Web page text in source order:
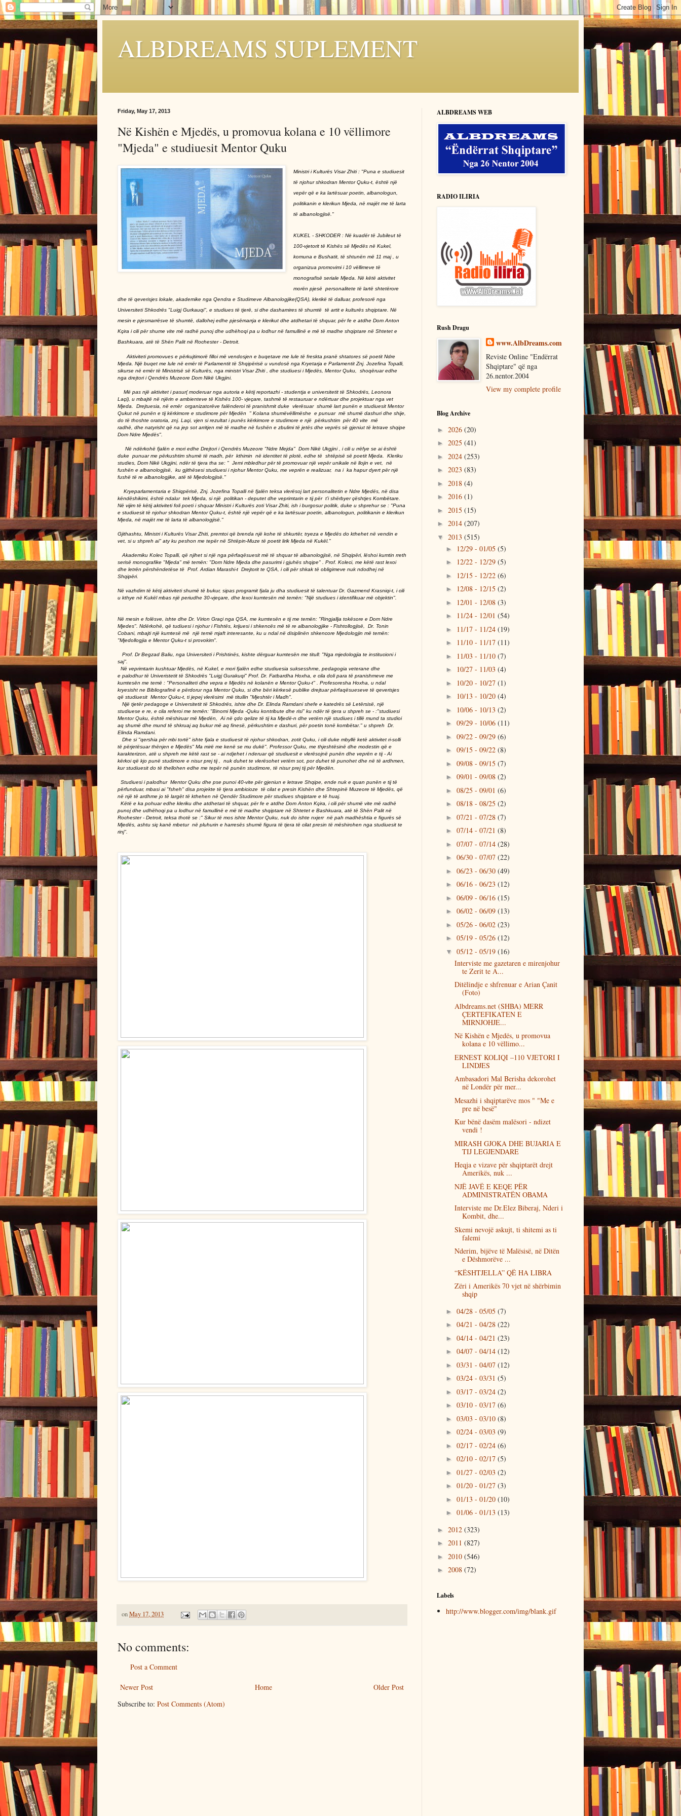
ALBDREAMS SUPLEMENT
Friday, May 17, 2013
Në Kishën e Mjedës, u promovua kolana e 10 vëllimore
"Mjeda" e studiuesit Mentor Quku
Ministri i Kulturës Visar Zhiti : "Puna e studiuesit
të njohur shkodran Mentor Quku-t, është një
vepër që e ka lartësuar poetin, albanologun,
politikanin e klerikun Mjeda, në majët me të larta
të albanologjisë."
KUKEL - SHKODER : Në kuadër të Jubileut të
100-vjetorit të Kishës së Mjedës në Kukel,
komuna e Bushatit, të shtunën më 11 maj , u
organizua promovimi i 10 vëllimeve të
monografisë seriale Mjeda. Në këtë aktivitet
morën pjesë personalitete të lartë shtetërore
dhe të qeverisjes lokale, akademike nga Qendra e Studimeve Albanologjike(QSA), klerikë të dalluar, profesorë nga
Universiteti Shkodrës "Luigj Gurkauqi", e studiues të tjerë, si dhe dashamires të shumtë të artit e kulturës shqiptare. Në
mesin e pjesmarrësve të shumtë, dallohej edhe pjesëmarrja e klerikut dhe atdhetari të shquar, për fe e atdhe Dom Anton
Kçira i cili për shume vite më radhë punoj dhe udhëhoqi pa u lodhur në famullinë e më të madhe shqiptare në Shtetet e
Bashkuara, atë të Shën Palit në Rochester - Detroit.
Aktiviteti promovues e përkujtimorë filloi më vendosjen e buqetave me lule të freskta pranë shtatores së poetit Ndre
Mjeda. Një buqet me lule në emër të Parlamentit të Shqipërisë u vundosë nga Kryetarja e Parlamentit Znj. Jozefina Topalli,
sikurse në emër të Ministrisë së Kulturës, nga ministri Visar Zhiti , dhe studiuesi i Mjedës, Mentor Quku, shoqëruar edhe
nga drejtori i Qendrës Muzeore Dom Nikë Ukgjini.
Më pas një aktivitet i pasur( moderuar nga autoria e këtij reportazhi - studentja e universitetit të Shkodrës, Leonora
Laçi), u mbajtë në njërin e ambienteve të Kishës 100- vjeçare, tashmë të restauruar e ndërtuar dhe projektuar nga vet
Mjeda. Drejtuesia, në emër organizatorëve falënderoi të pranishmit duke vlerësuar shumë lart punën e studiuesit Mentor
Qukut në punën e tij kërkimore e studimore për Mjedën " Kolana shumëvëllimëshe e punuar më shumë dashuri dhe shije,
do të thoshte oratoria, znj. Laçi, vjen si rezultat i punës kërkimore e studimore e një përkushtim për 40 vite më
radhë, dhe natyrisht që na jep sot arritjen më të madhe në fushën e zbulimi të jetës dhe veprës së gjeniut të letrave shqipe
Dom Ndre Mjedës".
Në ndërkohë fjalën e mori edhe Drejtori i Qendrës Muzeore "Ndre Mejda" Dom Nikë Ukgjini , i cili u rrëfye se ai është
duke punuar me përkushtim shumë të madh, për kthimin në identitet të plotë, edhe të shtëpisë së poetit Mjeda. Kleriku
studies, Dom Nikë Ukgjini, ndër të tjera tha se: " Jemi mbledhur për të promovuar një vepër unikale në llojin e vet, në
fushën e albanologjisë, ku gjithësesi studiuesi i njohur Mentor Quku, me veprën e realizuar, na i ka hapur dyert për një
fushë të re albanologjike, atë të Mjedologjisë."
Kryeparlamentaria e Shiqpërisë, Znj. Jozefina Topalli në fjalën teksa vlerësoj lart personalitetin e Ndre Mjedës, në disa
këndëshikimi, është ndalur tek Mjeda, si një politikan - deputet dhe veprimtarin e tij për t'i shërbyer çështjes Kombëtare.
Në vijim të këtij aktiviteti foli poeti i shquar Ministri i Kulturës zoti Visar Zhiti, ish i burgosur politik, duke u shprehur se : "Puna
e studiuesit të njohur shkodran Mentor Quku-t, është një vepër që e ka lartësuar poetin, albanologun, politikanin e klerikun
Mjeda, në majët me të larta të albanologjisë."
Gjithashtu, Ministri i Kulturës Visar Zhiti, premtoi që brenda një kohe të shkurtër, tryeza e Mjedës do kthehet në vendin e
vet, si u shpreh ai" aty ku peshon me tepër në Shtëpin-Muze të poetit lirik Mjeda në Kukël."
Akademiku Kolec Topalli, që njihet si një nga përfaqësuesit më të shquar të albanologjisë, në Shqipëri, lëshoi kumtin rreth
serisë monografike "Mjeda" më temën: "Dom Ndre Mjeda dhe pasurimi i gjuhës shqipe" . Prof. Koleci, me këtë rast lexoi
dhe letrën përshëndetëse të Prof. Ardian Marashi-t Drejtorit te QSA, i cili për shkak të obligimeve nuk ndodhej në
Shqipëri.
Në vazhdim të këtij aktiviteti shumë të bukur, sipas programit fjala ju dha studiuesit të talentuar Dr. Gazmend Krasniqi-t, i cili
u kthye në Kukël mbas një periudhe 30-vjeçare, dhe lexoi kumtesën më temën: "Një studiues i identifikuar më objektin".
Në mesin e folësve, ishte dhe Dr. Virion Graçi nga QSA, me kumtesën e tij me temën: "Ringjallja tokësore e Dom Ndre
Mjedes". Ndërkohë, që tudiuesi i njohur i Fishtës, krijuesi i shkencës më të re albanologjike - Fishtollogjisë, Dr. Tonin
Cobani, mbajti një kumtesë më një temë mjaft interesante, ku u ndal në disiplinën shkencore Mjedologjin më temën:
"Mjedollogjia e Mentor Quku-t si provokim".
Prof. Dr Begzad Baliu, nga Universiteti i Prishtinës, kishte dërguar kumtesën me titull: "Nga mjedologjia te institucioni i
saj".
Në veprimtarin kushtuar Mjedës, në Kukel, e mori fjalën edhe studiuesia suksesshme, pedagogia veterane dhe
e palodhur të Univeristetit të Shkodrës "Luigj Gurakuqi" Prof. Dr. Fatbardha Hoxha, e cila doli para të pranishmeve me
kumtesën me temë : "Personaliteti dhe vepra e Mjedës në kolanën e Mentor Quku-t" . Profesoresha Hoxha, u ndal
kryesisht ne Bibliografinë e përdorur nga Mentor Quku, si dhe bëri kërkesë publike drejtuar përfaqësueseve të qeverisjes
që studiuesit Mentor Quku-t, ti jepej vlerësimi më titullin "Mjeshtër i Madh".
Një tjetër pedagoge e Universitetit të Shkodrës, ishte dhe Dr. Elinda Ramdani shefe e katedrës së Letërsisë, një
studiuese e re, e cila referoi me temën: "Binomi Mjeda -Quku kontribute dhe risi" ku ndër të tjera u shpreh se - :"studiuesi
Mentor Quku, është mëshiruar më Mjedën, Ai në çdo qelize të tij ka Mjedë-n dhe vetëm një studiues i tillë mund ta studioi
aq shumë dhe mund të shkruaj aq bukur më aq finesë, përkushtim e dashuri, për poetin tonë kombëtar." u shpreh Dr.
Elinda Ramdani.
Dhe si "qershia për mbi tortë" ishte fjala e studiuesit të njohur shkodran, zotit Quku, i cili duke mbyllë ketë aktivitet ri-solli
të përjetësuar thënjen e Mjedës" Ma mirë me kenë se mu dukë". Professor Quku, me thjeshtësinë dhe modestin që e
karakterizon, atë u shpreh me këtë rast se - ai ndjehet i nderuar që studiuesit e vlerësojnë punën dhe veprën e tij - Ai
kërkoi që kjo punë studimore e nisur prej tij , nuk duhet te vlerësohet vetëm sot, por duhet të punohet dhe në të ardhmen,
kur studiuesit do të thellohen edhe me tepër në punën studimore, të nisur prej tij për Mjedën.
Studiuesi i palodhur Mentor Quku dhe pse punoi 40-vite për gjeniun e letrave Shqipe, ende nuk e quan punën e tij të
përfunduar, mbasi ai "fsheh" disa projekte të tjera ambicioze të cilat e presin Kishën dhe Shtepinë Muzeore të Mjedës, që
në një të ardhme jo të largët të kthehen në Qendër Studimore për studiues shqiptare e të huaj.
Këtë e ka pohuar edhe kleriku dhe atdhetari të shquar, për fe e atdhe Dom Anton Kçira, i cili për shumë vite më radhë
punoj dhe udhëhoqi pa u lodhur në famullinë e më të madhe shqiptare në Shtetet e Bashkuara, atë të Shën Palit në
Rochester - Detroit, teksa thotë se :" Sikur të mos ishte Mentor Quku, nuk do ishte nxjerr në pah madhështia e figurës së
Mjedës, ashtu siç kanë mbetur në pluhurin e harresës shumë figura të tjera të cilat presin të mëshirohen nga studiuesit te
rinj".
onMay 17, 2013
No comments:
Post a Comment
Newer Post Older Post
Home
Subscribe to: Post Comments (Atom)
ALBDREAMS WEB
RADIO ILIRIA
Rush Dragu
www.AlbDreams.com
Reviste Online "Endërrat
Shqiptare" që nga
26.nentor.2004
View my complete profile
Blog Archive
► 2026 (20)
► 2025 (41)
► 2024 (253)
► 2023 (83)
► 2018 (4)
► 2016 (1)
► 2015 (15)
► 2014 (207)
▼ 2013 (515)
► 12/29 - 01/05 (5)
► 12/22 - 12/29 (5)
► 12/15 - 12/22 (6)
► 12/08 - 12/15 (2)
► 12/01 - 12/08 (3)
► 11/24 - 12/01 (54)
► 11/17 - 11/24 (19)
► 11/10 - 11/17 (11)
► 11/03 - 11/10 (7)
► 10/27 - 11/03 (4)
► 10/20 - 10/27 (1)
► 10/13 - 10/20 (4)
► 10/06 - 10/13 (2)
► 09/29 - 10/06 (11)
► 09/22 - 09/29 (6)
► 09/15 - 09/22 (8)
► 09/08 - 09/15 (7)
► 09/01 - 09/08 (2)
► 08/25 - 09/01 (6)
► 08/18 - 08/25 (2)
► 07/21 - 07/28 (7)
► 07/14 - 07/21 (8)
► 07/07 - 07/14 (28)
► 06/30 - 07/07 (22)
► 06/23 - 06/30 (49)
► 06/16 - 06/23 (12)
► 06/09 - 06/16 (15)
► 06/02 - 06/09 (13)
► 05/26 - 06/02 (23)
► 05/19 - 05/26 (12)
▼ 05/12 - 05/19 (16)
Interviste me gazetaren e mirenjohur
te Zerit te A...
Ditëlindje e shfrenuar e Arian Çanit
(Foto)
Albdreams.net (SHBA) MERR
ÇERTEFIKATEN E
MIRNJOHJE...
Në Kishën e Mjedës, u promovua
kolana e 10 vëllimo...
ERNEST KOLIQI –110 VJETORI I
LINDJES
Ambasadori Mal Berisha dekorohet
në Londër për mer...
Mesazhi i shqiptarëve mos " "Me e
pre në besë"
Kur bënë dasëm malësori - ndizet
vendi !
MIRASH GJOKA DHE BUJARIA E
TIJ LEGJENDARE
Heqja e vizave për shqiptarët drejt
Amerikës, nuk ...
NJË JAVË E KEQE PËR
ADMINISTRATËN OBAMA
Interviste me Dr.Elez Biberaj, Nderi i
Kombit, dhe...
Skemi nevojë askujt, ti shitemi as ti
falemi
Nderim, bijëve të Malësisë, në Ditën
e Dëshmorëve ...
“KËSHTJELLA” QË HA LIBRA
Zëri i Amerikës 70 vjet në shërbimin
shqip
► 04/28 - 05/05 (7)
► 04/21 - 04/28 (22)
► 04/14 - 04/21 (23)
► 04/07 - 04/14 (12)
► 03/31 - 04/07 (12)
► 03/24 - 03/31 (5)
► 03/17 - 03/24 (2)
► 03/10 - 03/17 (6)
► 03/03 - 03/10 (8)
► 02/24 - 03/03 (9)
► 02/17 - 02/24 (6)
► 02/10 - 02/17 (5)
► 01/27 - 02/03 (2)
► 01/20 - 01/27 (3)
► 01/13 - 01/20 (10)
► 01/06 - 01/13 (13)
► 2012 (323)
► 2011 (827)
► 2010 (546)
► 2008 (72)
Labels
http://www.blogger.com/img/blank.gif